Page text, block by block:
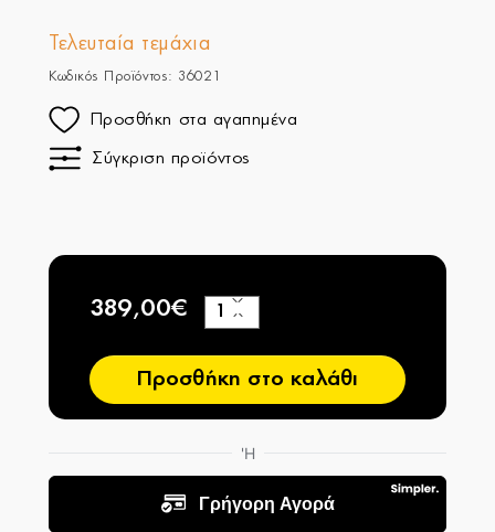
Τελευταία τεμάχια
Κωδικός Προϊόντος: 36021
Προσθήκη στα αγαπημένα
Σύγκριση προϊόντος
389,00€
−
+
Προσθήκη στο καλάθι